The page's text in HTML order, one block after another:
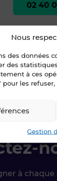
Nous
des données
des
à ces
pour les
Gestion
02 40
à chaque